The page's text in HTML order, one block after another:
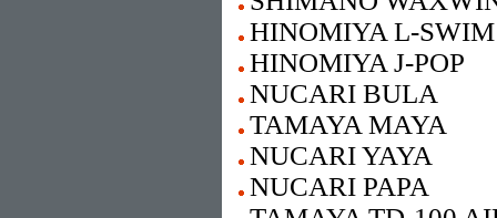
HINOMIYA L-SWIM
HINOMIYA J-POP
NUCARI BULA
TAMAYA MAYA
NUCARI YAYA
NUCARI PAPA